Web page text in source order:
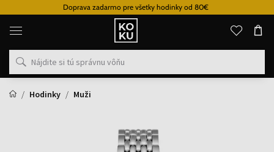
Doprava zadarmo pre všetky hodinky od 80€
Originálne
parfémy
hodinky
na
mieste
Hodinky
Muži